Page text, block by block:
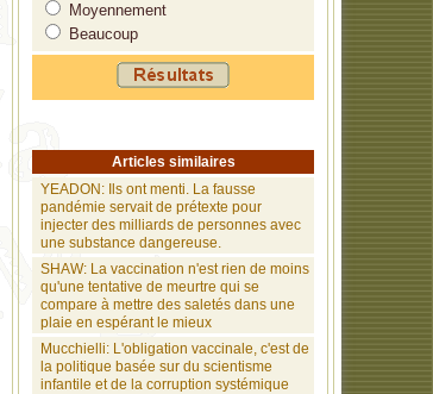
Moyennement
Beaucoup
Articles similaires
YEADON: Ils ont menti. La fausse
pandémie servait de prétexte pour
injecter des milliards de personnes avec
une substance dangereuse.
SHAW: La vaccination n'est rien de moins
qu'une tentative de meurtre qui se
compare à mettre des saletés dans une
plaie en espérant le mieux
Mucchielli: L'obligation vaccinale, c'est de
la politique basée sur du scientisme
infantile et de la corruption systémique